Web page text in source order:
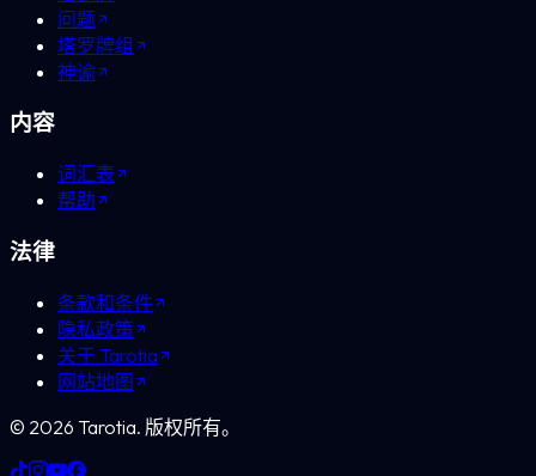
问题
塔罗牌组
神谕
内容
词汇表
帮助
法律
条款和条件
隐私政策
关于 Tarotia
网站地图
© 2026 Tarotia. 版权所有。